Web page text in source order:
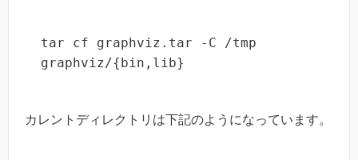
tar cf graphviz.tar -C /tmp
graphviz/{bin,lib}
カレントディレクトリは下記のようになっています。